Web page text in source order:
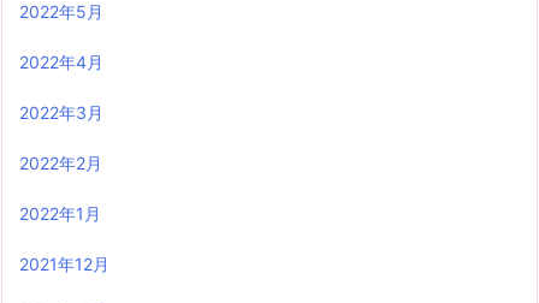
2022年5月
2022年4月
2022年3月
2022年2月
2022年1月
2021年12月